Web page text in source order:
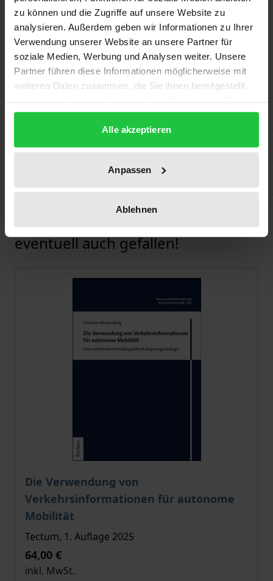
zu können und die Zugriffe auf unsere Website zu
analysieren. Außerdem geben wir Informationen zu Ihrer
Verwendung unserer Website an unsere Partner für
soziale Medien, Werbung und Analysen weiter. Unsere
Partner führen diese Informationen möglicherweise mit
weiteren Daten zusammen, die Sie ihnen bereitgestellt
gesammelt haben.
Alle akzeptieren
Anpassen
Ablehnen
Color (PoC) weniger von autonomen Fahrzeugen
erkannt. Dies wirft die Frage auf, wie ein solches
Versagen des Systems rechtlich gehandhabt wird
und welche Implikationen sich daraus für die
Automobilindustrie und den Rechtsstaat ergeben.
Bibliografische Angaben
Zusatzmaterial
Produktsicherheit
Diese Artikel könnten Ihnen
eventuell auch gefallen!
Die Verwendung von
Verkehrsinformationen für autonome
Mobilität
Der Preis dieses Titels richtet sich nach der
Tectum, 1. Auflage 2025
64,00 €
inkl. MwSt.